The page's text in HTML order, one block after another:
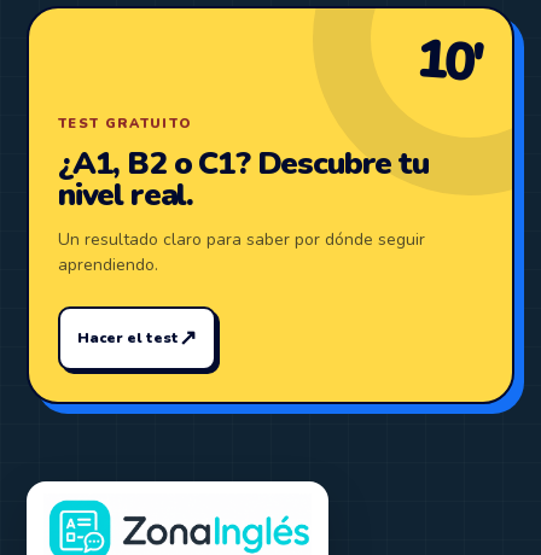
10′
TEST GRATUITO
¿A1, B2 o C1? Descubre tu
nivel real.
Un resultado claro para saber por dónde seguir
aprendiendo.
Hacer el test↗